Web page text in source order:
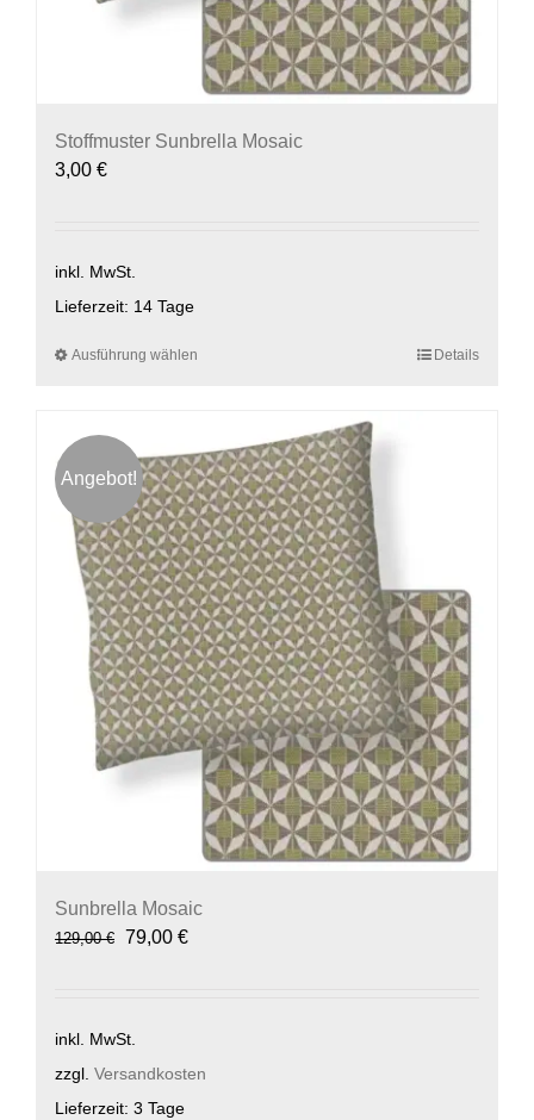
Stoffmuster Sunbrella Mosaic
3,00 €
inkl. MwSt.
Lieferzeit: 14 Tage
Ausführung wählen
mehrere
Varianten
auf.
Die
Optionen
können
auf
der
Produktseite
gewählt
werden
Details
Angebot!
Sunbrella Mosaic
129,00€ Ursprünglicher
79,00 €Aktueller
inkl. MwSt.
zzgl. Versandkosten
Lieferzeit: 3 Tage